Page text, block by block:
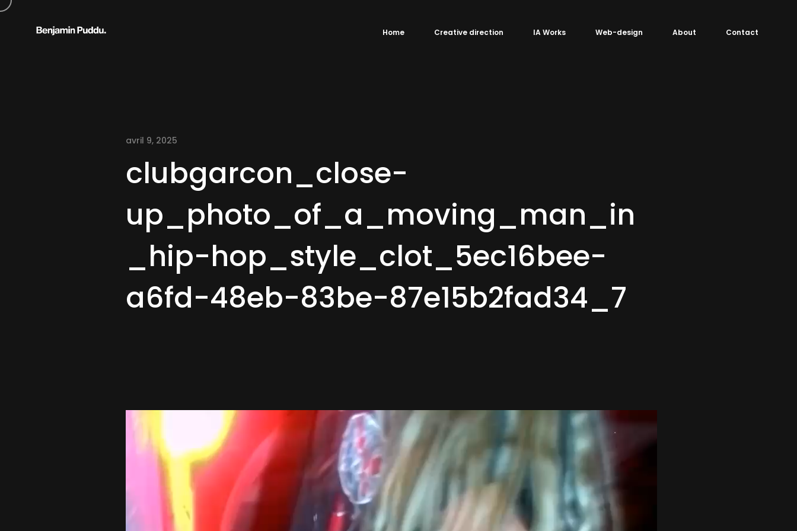
Home Creative direction IA Works Web-design About Contact
avril 9, 2025
clubgarcon_close-
up_photo_of_a_moving_man_in
_hip-hop_style_clot_5ec16bee-
a6fd-48eb-83be-87e15b2fad34_7